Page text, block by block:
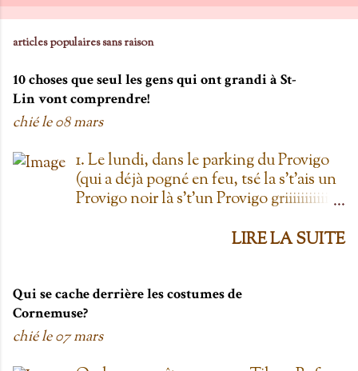
articles populaires sans raison
10 choses que seul les gens qui ont grandi à St-
Lin vont comprendre!
chié le08 mars
1. Le lundi, dans le parking du Provigo
(qui a déjà pogné en feu, tsé la s't'ais un
Provigo noir là s't'un Provigo griiiiiiiiiiis)
t'oublie qu'on est lundi mais là tu vois
lundi ''. Life hack du Provigo: si tu te
rends à la boulangerie, tu peux
demander un biscuit et y vont t'en
LIRE LA SUITE
Qui se cache derrière les costumes de
Cornemuse?
chié le07 mars